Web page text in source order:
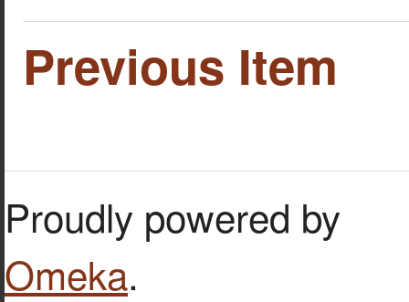
Previous Item
Proudly powered by
Omeka.